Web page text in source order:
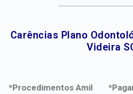
Carências Plano
Videira
*Procedimentos Amil